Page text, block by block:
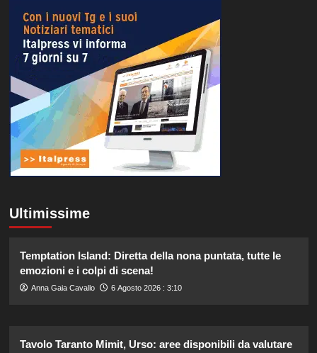
Ultimissime
Temptation Island: Diretta della nona puntata, tutte le
emozioni e i colpi di scena!
Anna Gaia Cavallo 6 Agosto 2026 : 3:10
Tavolo Taranto Mimit, Urso: aree disponibili da valutare